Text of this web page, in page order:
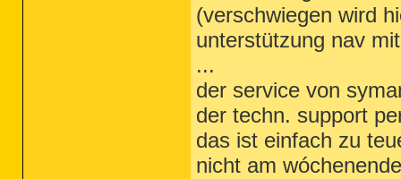
(verschwiegen wird
unterstützung nav
...
der service von
der techn. support
das ist einfach zu
nicht am